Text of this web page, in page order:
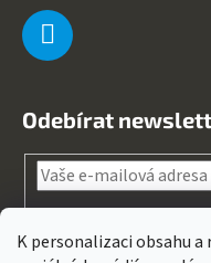
K personalizaci obsahu
Odebírat